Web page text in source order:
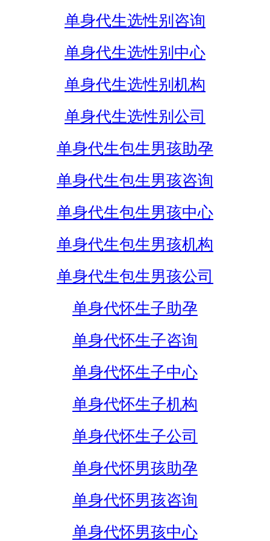
单身代生选性别咨询
单身代生选性别中心
单身代生选性别机构
单身代生选性别公司
单身代生包生男孩助孕
单身代生包生男孩咨询
单身代生包生男孩中心
单身代生包生男孩机构
单身代生包生男孩公司
单身代怀生子助孕
单身代怀生子咨询
单身代怀生子中心
单身代怀生子机构
单身代怀生子公司
单身代怀男孩助孕
单身代怀男孩咨询
单身代怀男孩中心